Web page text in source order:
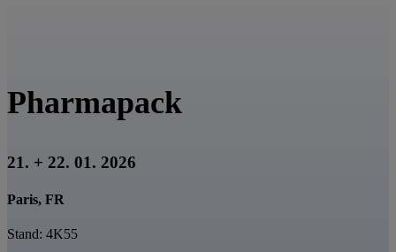
Pharmapack
21. + 22. 01. 2026
Paris, FR
Stand: 4K55